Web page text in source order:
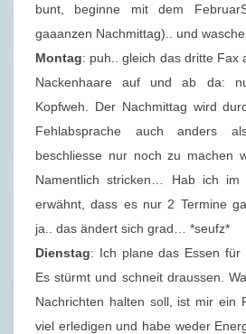
2
0
2
0
)
bunt, beginne mit dem
gaaanzen Nachmittag).. und
Montag: puh.. gleich das dritte Fax
Nackenhaare auf und ab da:
Kopfweh. Der Nachmittag wird
Fehlabsprache auch anders
beschliesse nur noch zu machen
Namentlich stricken… Hab ich im
erwähnt, dass es nur 2 Termine
ja.. das ändert sich grad… *seufz*
Dienstag: Ich plane das Essen für
Es stürmt und schneit draussen.
Nachrichten halten soll, ist mir ein
viel erledigen und habe weder